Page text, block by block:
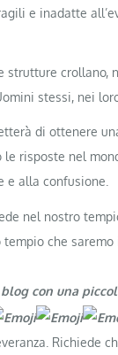
e inadatte
strutture crollano,
stessi, nei
di ottenere
risposte nel
e alla confusione.
nel nostro
che
con una
Richiede